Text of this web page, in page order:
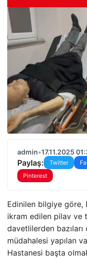
admin•17.11.2025
Paylaş: Twitter
Pinterest
Edinilen bilgiye göre,
ikram edilen pilav ve
davetlilerden bazıları
müdahalesi yapılan
Hastanesi başta